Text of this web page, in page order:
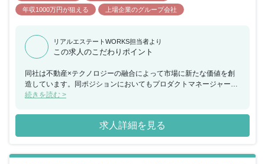
年収1000万円が狙える
上場企業のグループ会社
リアルエステートWORKS担当者より
この求人のこだわりポイント
同社は不動産×テクノロジーの融合によって市場に新たな価値を創
造しています。同ポジションにおいてもプロダクトマネージャーと
して新たなサービスやプロダクトを生み出し、住まいのテクノロジ
す。 これまでの経験を活かしつつも、常識に捉われない柔軟な発想
が求められ、人々の暮らしをダイレクトに豊かにできるサービスを
自身の力で生み出していくことが可能です。
続きを読む >
求人詳細を見る